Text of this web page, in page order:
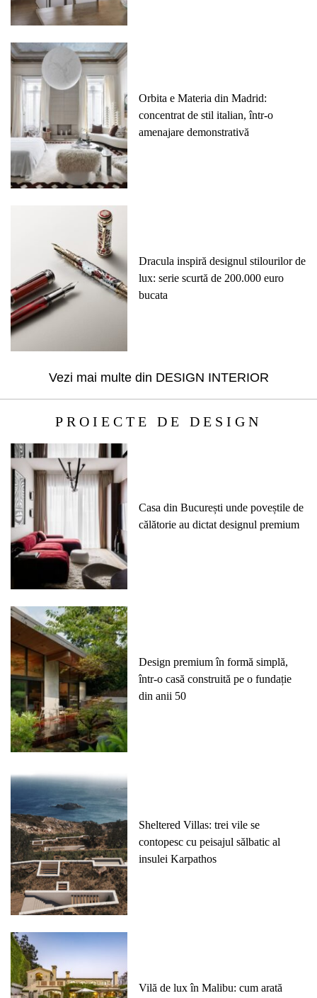
Orbita e Materia din Madrid:
concentrat de stil italian, într-o
amenajare demonstrativă
Dracula inspiră designul stilourilor de
lux: serie scurtă de 200.000 euro
bucata
Vezi mai multe din DESIGN INTERIOR
PROIECTE DE DESIGN
Casa din București unde poveștile de
călătorie au dictat designul premium
Design premium în formă simplă,
într-o casă construită pe o fundație
din anii 50
Sheltered Villas: trei vile se
contopesc cu peisajul sălbatic al
insulei Karpathos
Vilă de lux în Malibu: cum arată